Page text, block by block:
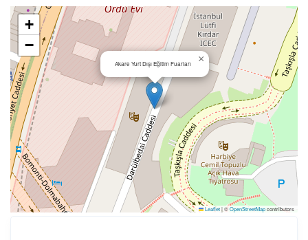
Akare Yurt Dışı Eğitim Fuarları ×
+
−
Leaflet|©OpenStreetMapcontributors